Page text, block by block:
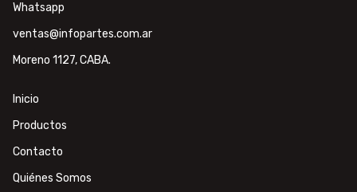
Whatsapp
ventas@infopartes.com.ar
Moreno 1127, CABA.
Inicio
Productos
Contacto
Quiénes Somos